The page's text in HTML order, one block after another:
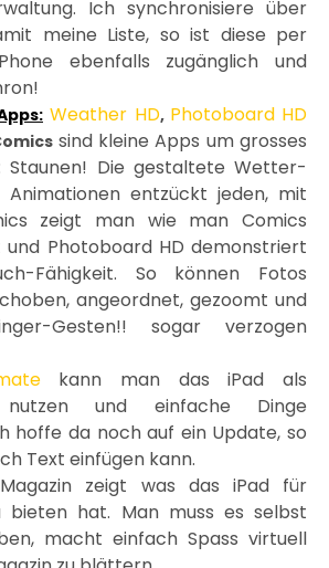
Ich synchronisiere über
meine Liste, so ist diese per
ebenfalls zugänglich und
Weather HD, Photoboard HD
sind kleine Apps um grosses
Staunen! Die gestaltete Wetter-
entzückt jeden, mit
zeigt man wie man Comics
und Photoboard HD demonstriert
Fähigkeit. So können Fotos
angeordnet, gezoomt und
Gesten!! sogar verzogen
kann man das iPad als
nutzen und einfache Dinge
hoffe da noch auf ein Update, so
Text einfügen kann.
Magazin zeigt was das iPad für
bieten hat. Man muss es selbst
macht einfach Spass virtuell